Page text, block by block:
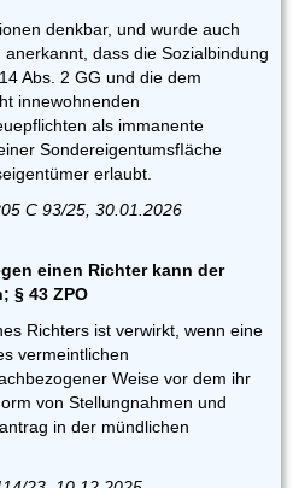
denkbar, und wurde auch
dass die Sozialbindung
Abs. 2 GG und die dem
innewohnenden
als immanente
SondereigentumsfIäche
erlaubt.
C 93/25, 30.01.2026
einen Richter kann der
§ 43 ZPO
Richters ist verwirkt, wenn eine
vermeintlichen
Weise vor dem ihr
von Stellungnahmen und
in der mündlichen